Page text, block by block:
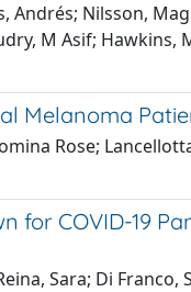
Andrés; Nilsson,
M Asif;
Melanoma
Rose;
COVID-19
Sara; Di Franco,